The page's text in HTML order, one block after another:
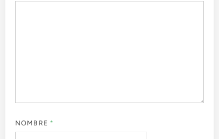
NOMBRE *